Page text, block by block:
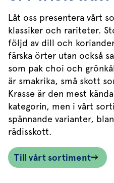
Låt oss presentera vårt
klassiker och rariteter.
följd av dill och
färska örter utan också
som pak choi och
är smakrika, små skott
Krasse är den mest
kategorin, men i vårt
spännande varianter,
rädisskott.
Till vårt sortiment